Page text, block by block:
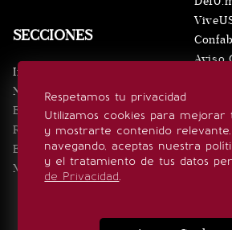
Respetamos tu privacidad
Utilizamos cookies para mejorar
y mostrarte contenido
navegando, aceptas nuestra
y el tratamiento de tus datos
de Privacidad.
SECCIONES
Inicio
Noticias
Eventos
Realeza
Estilo de vida
Minuto x Minuto
Aviso